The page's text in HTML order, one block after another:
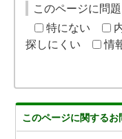
このページに問
特にない
探しにくい
情
このページに関するお